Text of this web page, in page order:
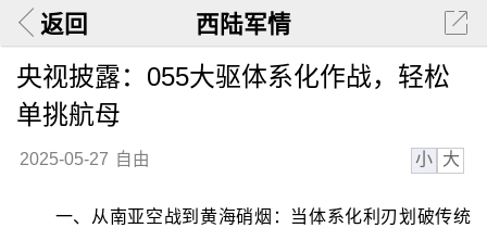
返回 西陆军情
央视披露：055大驱体系化作战，轻松
单挑航母
2025-05-27 自由 小 大
一、从南亚空战到黄海硝烟：当体系化利刃划破传统